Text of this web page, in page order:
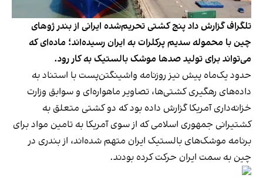
تلگراف گزارش داد پنج کشتی تحریم‌شده ایرانی از بندر ژوهای
چین با محموله سدیم پرکلرات به ایران رسیده‌اند؛ ماده‌ای که
می‌تواند برای تولید صدها موشک بالستیک به کار رود.
حدود یک‌ماه پیش نیز روزنامه واشینگتن‌پست با استناد به
داده‌های رهگیری کشتی‌ها، تصاویر ماهواره‌ای و سوابق وزارت
خزانه‌داری آمریکا گزارش داده بود که دو کشتی متعلق به
کشتیرانی جمهوری اسلامی که از سوی آمریکا به تامین مواد برای
برنامه موشک‌های بالستیک ایران متهم شده‌اند، از بندری در
چین به سمت ایران حرکت کرده بودند.